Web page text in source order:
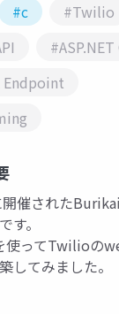
#c
#Twilio
催された
す。
使ってTwilioの
してみました。